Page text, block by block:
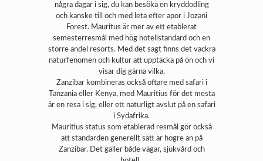
några dagar i sig, du kan besöka en kryddodling
och kanske till och med leta efter apor i Jozani
Forest. Mauritus är mer av ett etablerat
semesterresmål med hög hotellstandard och en
större andel resorts. Med det sagt finns det vackra
naturfenomen och kultur att upptäcka på ön och vi
visar dig gärna vilka.
Zanzibar kombineras också oftare med safari i
Tanzania eller Kenya, med Mauritius för det mesta
är en resa i sig, eller ett naturligt avslut på en safari
i Sydafrika.
Mauritius status som etablerad resmål gör också
att standarden generellt sätt är högre än på
Zanzibar. Det gäller både vägar, sjukvård och